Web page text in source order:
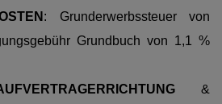
:
Grunderwerbssteuer von
Grundbuch von 1,1 %
&